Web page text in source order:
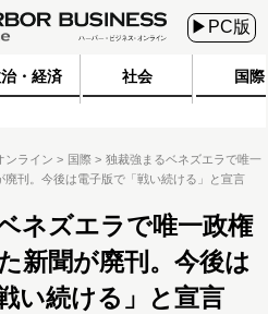
▶PC版
・経済 社会 国際
ンライン 国際
独裁強まるベネズエラで唯一
廃刊。今後は電子版で「戦い続ける」と宣言
ネズエラで唯一政権
新聞が廃刊。今後は
い続ける」と宣言